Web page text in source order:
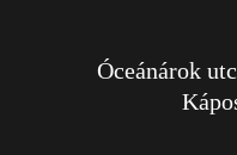
Óceánárok